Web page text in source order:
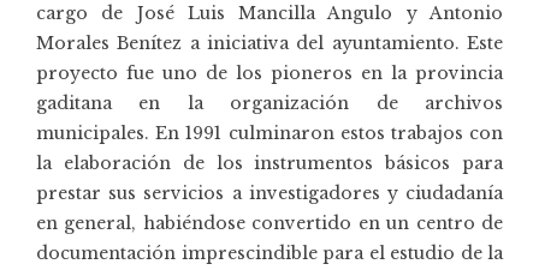
cargo de José Luis Mancilla Angulo y Antonio
Morales Benítez a iniciativa del ayuntamiento. Este
proyecto fue uno de los pioneros en la provincia
gaditana en la organización de archivos
municipales. En 1991 culminaron estos trabajos con
la elaboración de los instrumentos básicos para
prestar sus servicios a investigadores y ciudadanía
en general, habiéndose convertido en un centro de
documentación imprescindible para el estudio de la